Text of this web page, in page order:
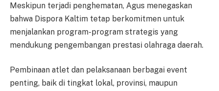
Meskipun terjadi penghematan, Agus menegaskan
bahwa Dispora Kaltim tetap berkomitmen untuk
menjalankan program-program strategis yang
mendukung pengembangan prestasi olahraga daerah.
Pembinaan atlet dan pelaksanaan berbagai event
penting, baik di tingkat lokal, provinsi, maupun